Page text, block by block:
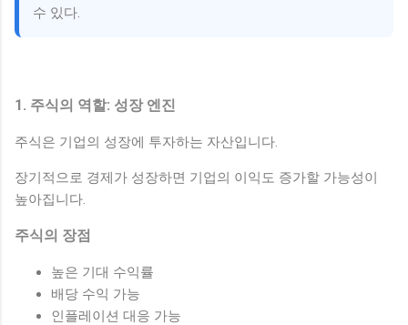
수 있다.
1. 주식의 역할: 성장 엔진
주식은 기업의 성장에 투자하는 자산입니다.
장기적으로 경제가 성장하면 기업의 이익도 증가할 가능성이
높아집니다.
주식의 장점
높은 기대 수익률
배당 수익 가능
인플레이션 대응 가능